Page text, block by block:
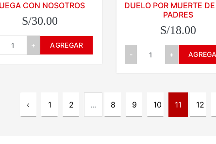
CON NOSOTROS
S/30.00
+ AGREGAR
DUELO POR MUERTE
PADRES
S/18.00
- +
‹ 1 2 ... 8 9 10 11 12